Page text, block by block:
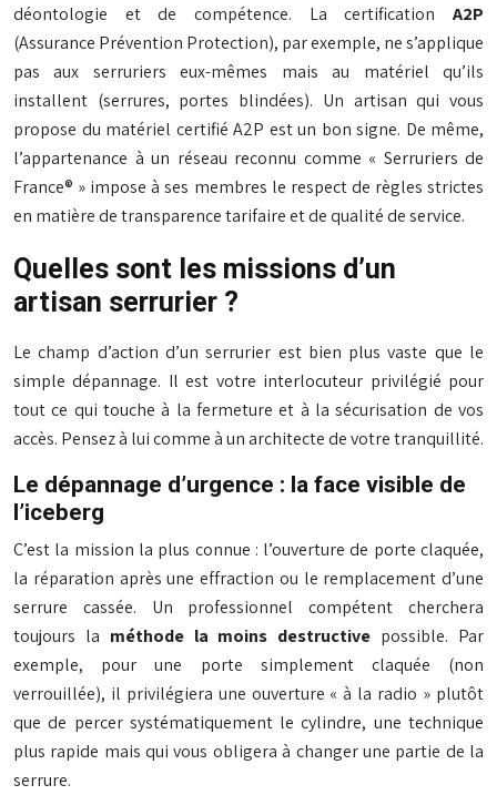
déontologie et de compétence. La certification A2P
(Assurance Prévention Protection), par exemple, ne s’applique
pas aux serruriers eux-mêmes mais au matériel qu’ils
installent (serrures, portes blindées). Un artisan qui vous
propose du matériel certifié A2P est un bon signe. De même,
l’appartenance à un réseau reconnu comme « Serruriers de
France® » impose à ses membres le respect de règles strictes
en matière de transparence tarifaire et de qualité de service.
Quelles sont les missions d’un
artisan serrurier ?
Le champ d’action d’un serrurier est bien plus vaste que le
simple dépannage. Il est votre interlocuteur privilégié pour
tout ce qui touche à la fermeture et à la sécurisation de vos
accès. Pensez à lui comme à un architecte de votre tranquillité.
Le dépannage d’urgence : la face visible de
l’iceberg
C’est la mission la plus connue : l’ouverture de porte claquée,
la réparation après une effraction ou le remplacement d’une
serrure cassée. Un professionnel compétent cherchera
toujours la méthode la moins destructive possible. Par
exemple, pour une porte simplement claquée (non
verrouillée), il privilégiera une ouverture « à la radio » plutôt
que de percer systématiquement le cylindre, une technique
plus rapide mais qui vous obligera à changer une partie de la
serrure.